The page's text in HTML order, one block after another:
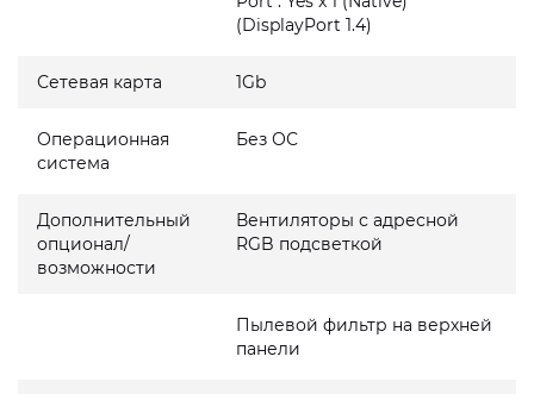
(DisplayPort 1.4)
Сетевая карта 1Gb
Операционная
система
Без ОС
Дополнительный
опционал/
возможности
Вентиляторы с адресной
RGB подсветкой
Пылевой фильтр на верхней
панели